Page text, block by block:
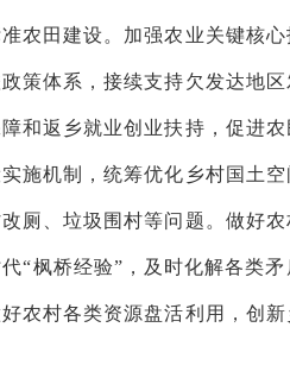
农田建设。加强农业关键核
策体系，接续支持欠发达地
和返乡就业创业扶持，促进
施机制，统筹优化乡村国土
厕、垃圾围村等问题。做好
“枫桥经验”，及时化解各类
农村各类资源盘活利用，创